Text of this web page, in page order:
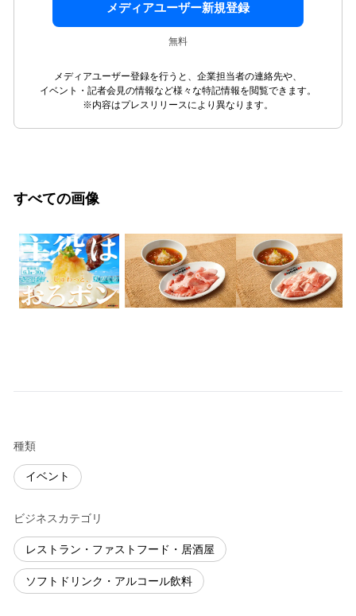
メディアユーザー新規登録
無料
メディアユーザー登録を行うと、企業担当者の連絡先や、
イベント・記者会見の情報など様々な特記情報を閲覧できます。
※内容はプレスリリースにより異なります。
すべての画像
種類
イベント
ビジネスカテゴリ
レストラン・ファストフード・居酒屋
ソフトドリンク・アルコール飲料